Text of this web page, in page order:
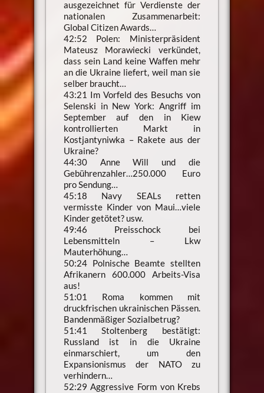
ausgezeichnet für Verdienste der
nationalen Zusammenarbeit:
Global Citizen Awards…
42:52 Polen: Ministerpräsident
Mateusz Morawiecki verkündet,
dass sein Land keine Waffen mehr
an die Ukraine liefert, weil man sie
selber braucht…
43:21 Im Vorfeld des Besuchs von
Selenski in New York: Angriff im
September auf den in Kiew
kontrollierten Markt in
Kostjantyniwka – Rakete aus der
Ukraine?
44:30 Anne Will und die
Gebührenzahler…250.000 Euro
pro Sendung…
45:18 Navy SEALs retten
vermisste Kinder von Maui…viele
Kinder getötet? usw.
49:46 Preisschock bei
Lebensmitteln – Lkw
Mauterhöhung…
50:24 Polnische Beamte stellten
Afrikanern 600.000 Arbeits-Visa
aus!
51:01 Roma kommen mit
druckfrischen ukrainischen Pässen.
Bandenmäßiger Sozialbetrug?
51:41 Stoltenberg bestätigt:
Russland ist in die Ukraine
einmarschiert, um den
Expansionismus der NATO zu
verhindern…
52:29 Aggressive Form von Krebs